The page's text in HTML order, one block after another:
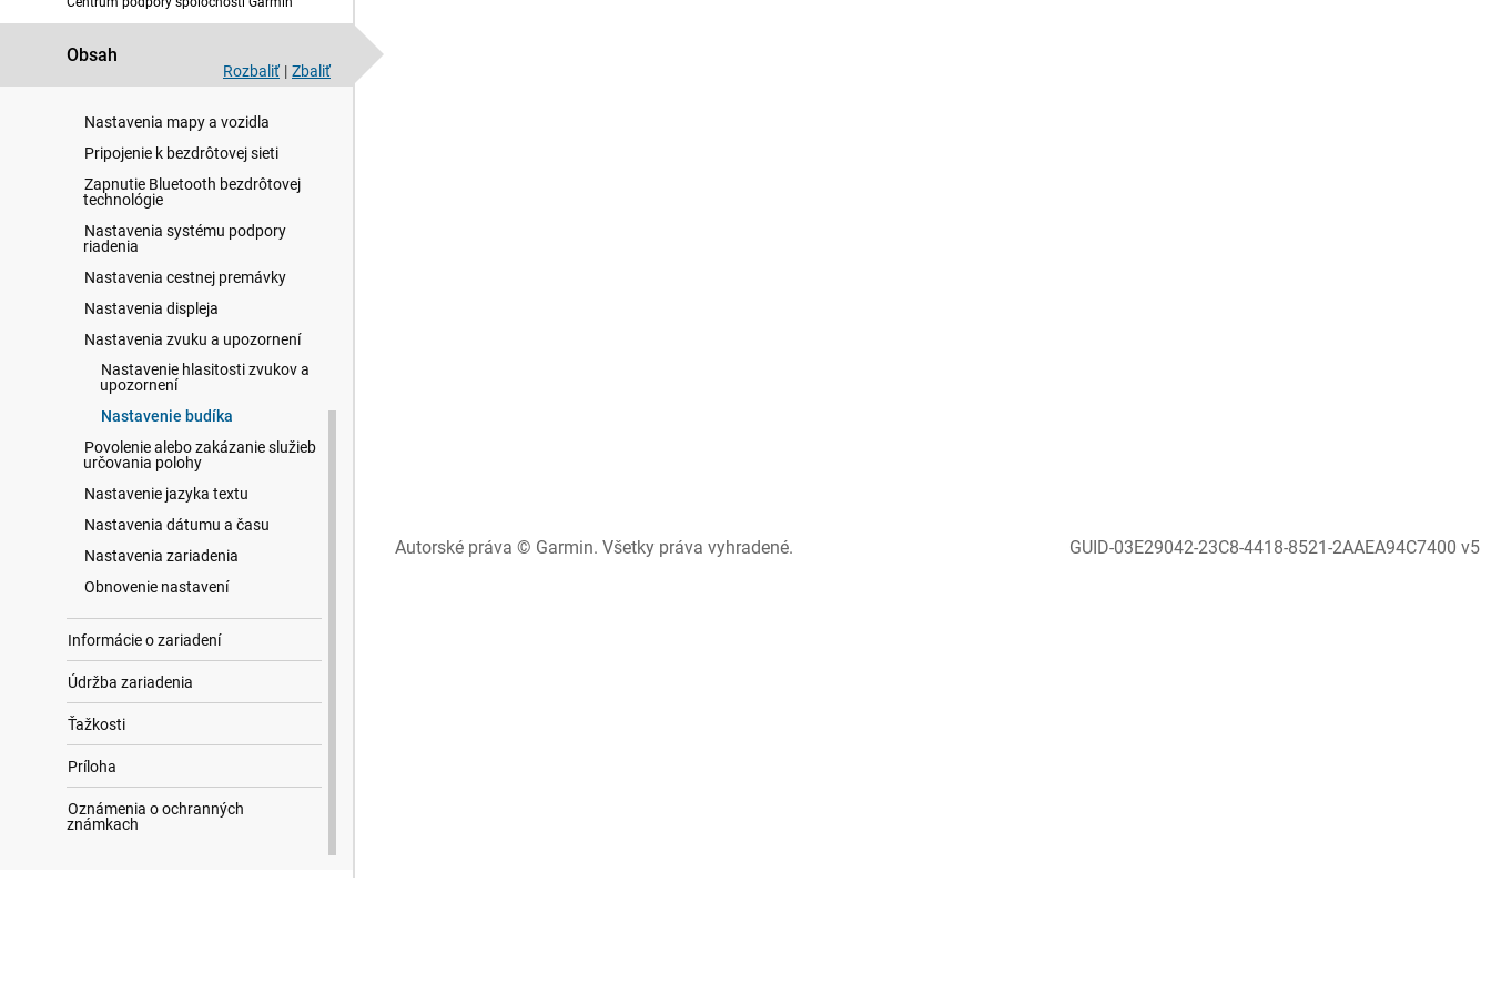
Obsah
Rozbaliť | Zbaliť
Nastavenia
Nastavenia navigácie
Nastavenia mapy a vozidla
Pripojenie k bezdrôtovej sieti
Zapnutie Bluetooth bezdrôtovej
technológie
Nastavenia systému podpory
riadenia
Nastavenia cestnej premávky
Nastavenia displeja
Nastavenia zvuku a upozornení
Nastavenie hlasitosti zvukov a
upozornení
Nastavenie budíka
Povolenie alebo zakázanie služieb
určovania polohy
Nastavenie jazyka textu
Nastavenia dátumu a času
Nastavenia zariadenia
Obnovenie nastavení
Informácie o zariadení
Údržba zariadenia
Ťažkosti
Príloha
Oznámenia o ochranných
známkach
Autorské práva © Garmin. Všetky práva vyhradené. GUID-03E29042-23C8-4418-8521-2AAEA94C7400 v5